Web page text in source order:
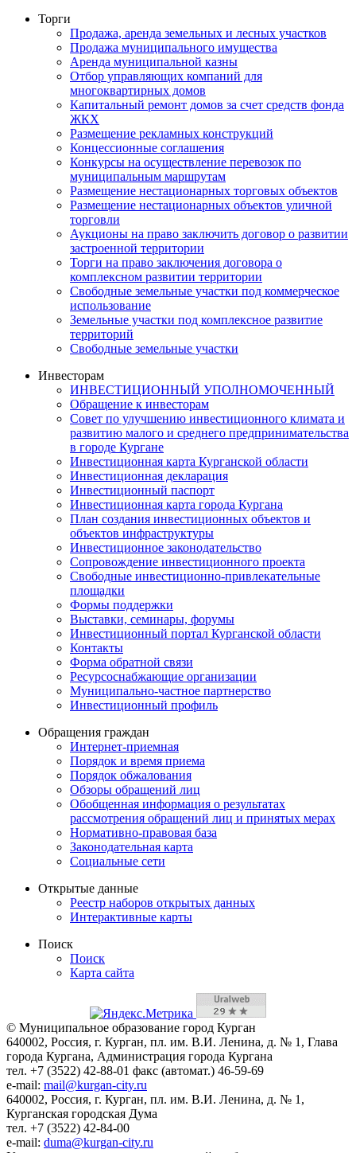
Торги
Продажа, аренда земельных и лесных участков
Продажа муниципального имущества
Аренда муниципальной казны
Отбор управляющих компаний для
многоквартирных домов
Капитальный ремонт домов за счет средств фонда
ЖКХ
Размещение рекламных конструкций
Концессионные соглашения
Конкурсы на осуществление перевозок по
муниципальным маршрутам
Размещение нестационарных торговых объектов
Размещение нестационарных объектов уличной
торговли
Аукционы на право заключить договор о развитии
застроенной территории
Торги на право заключения договора о
комплексном развитии территории
Свободные земельные участки под коммерческое
использование
Земельные участки под комплексное развитие
территорий
Свободные земельные участки
Инвесторам
ИНВЕСТИЦИОННЫЙ УПОЛНОМОЧЕННЫЙ
Обращение к инвесторам
Совет по улучшению инвестиционного климата и
развитию малого и среднего предпринимательства
в городе Кургане
Инвестиционная карта Курганской области
Инвестиционная декларация
Инвестиционный паспорт
Инвестиционная карта города Кургана
План создания инвестиционных объектов и
объектов инфраструктуры
Инвестиционное законодательство
Сопровождение инвестиционного проекта
Свободные инвестиционно-привлекательные
площадки
Формы поддержки
Выставки, семинары, форумы
Инвестиционный портал Курганской области
Контакты
Форма обратной связи
Ресурсоснабжающие организации
Муниципально-частное партнерство
Инвестиционный профиль
Обращения граждан
Интернет-приемная
Порядок и время приема
Порядок обжалования
Обзоры обращений лиц
Обобщенная информация о результатах
рассмотрения обращений лиц и принятых мерах
Нормативно-правовая база
Законодательная карта
Социальные сети
Открытые данные
Реестр наборов открытых данных
Интерактивные карты
Поиск
Поиск
Карта сайта
© Муниципальное образование город Курган
640002, Россия, г. Курган, пл. им. В.И. Ленина, д. № 1, Глава
города Кургана, Администрация города Кургана
тел. +7 (3522) 42-88-01 факс (автомат.) 46-59-69
e-mail: mail@kurgan-city.ru
640002, Россия, г. Курган, пл. им. В.И. Ленина, д. № 1,
Курганская городская Дума
тел. +7 (3522) 42-84-00
e-mail: duma@kurgan-city.ru